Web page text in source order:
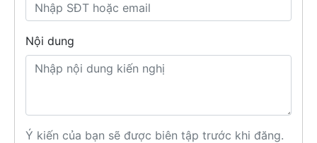
Nội dung
Ý kiến của bạn sẽ được biên tập trước khi đăng.